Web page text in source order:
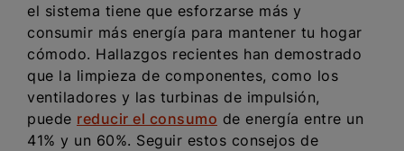
el sistema tiene que esforzarse más y
consumir más energía para mantener tu hogar
cómodo. Hallazgos recientes han demostrado
que la limpieza de componentes, como los
ventiladores y las turbinas de impulsión,
puede reducir el consumo de energía entre un
41% y un 60%. Seguir estos consejos de